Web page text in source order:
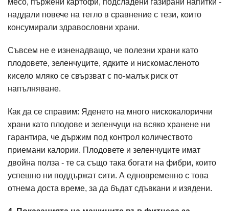
месо, пържени картофи, подсладени газирани напитки -
наддали повече на тегло в сравнение с тези, които
консумирали здравословни храни.
Съвсем не е изненадващо, че полезни храни като
плодовете, зеленчуците, ядките и нискомасленото
кисело мляко се свързват с по-малък риск от
напълняване.
Как да се справим: Яденето на много нискокалорични
храни като плодове и зеленчуци на всяко хранене ни
гарантира, че държим под контрол количеството
приемани калории. Плодовете и зеленчуците имат
двойна полза - те са също така богати на фибри, които
успешно ни поддържат сити. А едновременно с това
отнема доста време, за да бъдат сдъвкани и изядени.